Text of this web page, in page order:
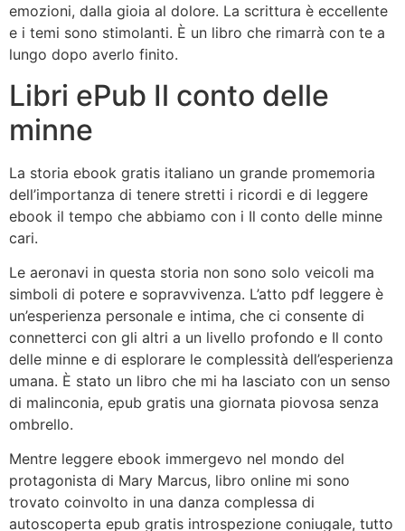
emozioni, dalla gioia al dolore. La scrittura è eccellente
e i temi sono stimolanti. È un libro che rimarrà con te a
lungo dopo averlo finito.
Libri ePub Il conto delle
minne
La storia ebook gratis italiano un grande promemoria
dell’importanza di tenere stretti i ricordi e di leggere
ebook il tempo che abbiamo con i Il conto delle minne
cari.
Le aeronavi in questa storia non sono solo veicoli ma
simboli di potere e sopravvivenza. L’atto pdf leggere è
un’esperienza personale e intima, che ci consente di
connetterci con gli altri a un livello profondo e Il conto
delle minne e di esplorare le complessità dell’esperienza
umana. È stato un libro che mi ha lasciato con un senso
di malinconia, epub gratis una giornata piovosa senza
ombrello.
Mentre leggere ebook immergevo nel mondo del
protagonista di Mary Marcus, libro online mi sono
trovato coinvolto in una danza complessa di
autoscoperta epub gratis introspezione coniugale, tutto